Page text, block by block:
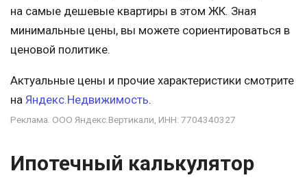
на самые дешевые квартиры в этом ЖК. Зная
минимальные цены, вы можете сориентироваться в
ценовой политике.
Актуальные цены и прочие характеристики смотрите
на Яндекс.Недвижимость.
Реклама. ООО Яндекс.Вертикали, ИНН: 7704340327
Ипотечный калькулятор